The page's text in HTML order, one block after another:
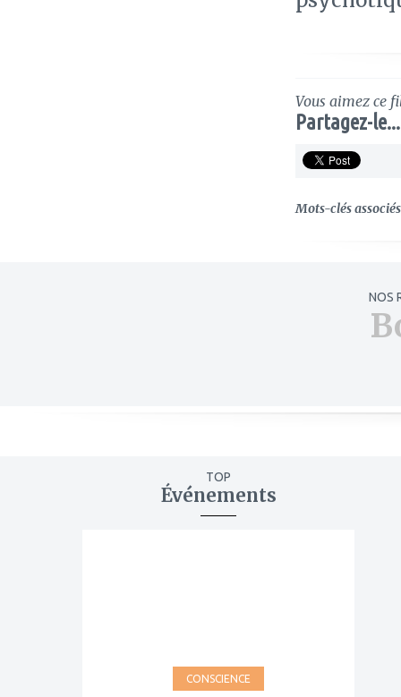
Vous aimez ce
Partagez-le...
Mots-clés
NOS
TOP
Événements
CONSCIENCE